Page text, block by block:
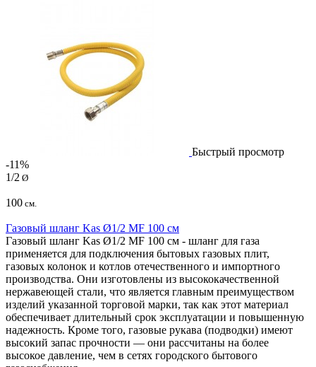
Быстрый просмотр
-11%
1/2 Ø
100 см.
Газовый шланг Kas Ø1/2 MF 100 см
Газовый шланг Kas Ø1/2 MF 100 см - шланг для газа
применяется для подключения бытовых газовых плит,
газовых колонок и котлов отечественного и импортного
производства. Они изготовлены из высококачественной
нержавеющей стали, что является главным преимуществом
изделий указанной торговой марки, так как этот материал
обеспечивает длительный срок эксплуатации и повышенную
надежность. Кроме того, газовые рукава (подводки) имеют
высокий запас прочности — они рассчитаны на более
высокое давление, чем в сетях городского бытового